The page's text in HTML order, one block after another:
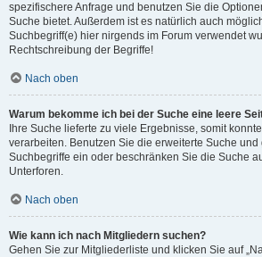
spezifischere Anfrage und benutzen Sie die
Suche bietet. Außerdem ist es natürlich auch
Suchbegriff(e) hier nirgends im Forum verwendet
Rechtschreibung der Begriffe!
Nach oben
Warum bekomme ich bei der Suche eine leere
Ihre Suche lieferte zu viele Ergebnisse, somit
verarbeiten. Benutzen Sie die erweiterte Suche
Suchbegriffe ein oder beschränken Sie die Suche
Unterforen.
Nach oben
Wie kann ich nach Mitgliedern suchen?
Gehen Sie zur Mitgliederliste und klicken Sie auf